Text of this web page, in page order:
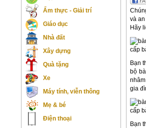
Ẩm thực - Giải trí
Giáo dục
Nhà đất
Xây dựng
Quà tặng
Xe
Máy tính, viễn thông
Mẹ & bé
Điện thoại
và
Hãy
Bạn
bộ
gia
Bạn